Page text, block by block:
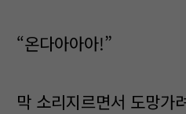
“온다아아아!”
막 소리지르면서 도망가